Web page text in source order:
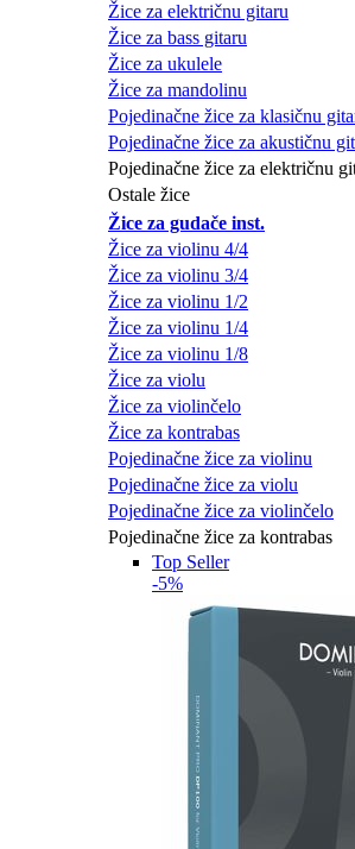
Žice za električnu gitaru
Žice za bass gitaru
Žice za ukulele
Žice za mandolinu
Pojedinačne žice za klasičnu
Pojedinačne žice za akustičnu
Pojedinačne žice za električnu
Ostale žice
Žice za gudače inst.
Žice za violinu 4/4
Žice za violinu 3/4
Žice za violinu 1/2
Žice za violinu 1/4
Žice za violinu 1/8
Žice za violu
Žice za violinčelo
Žice za kontrabas
Pojedinačne žice za violinu
Pojedinačne žice za violu
Pojedinačne žice za violinčelo
Pojedinačne žice za kontrabas
Top Seller
-5%